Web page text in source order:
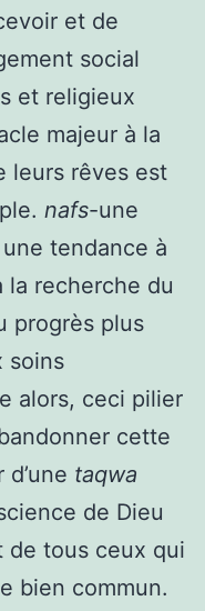
et de
social
et religieux
majeur à la
leurs rêves est
nafs-une
tendance à
recherche du
progrès plus
soins
alors, ceci pilier
cette
taqwa
de Dieu
de tous ceux qui
bien commun.